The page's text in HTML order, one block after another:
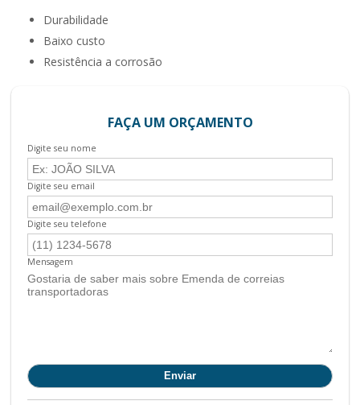
durabilidade
baixo custo
resistência a corrosão
FAÇA UM ORÇAMENTO
Digite seu nome
Digite seu email
Digite seu telefone
Mensagem